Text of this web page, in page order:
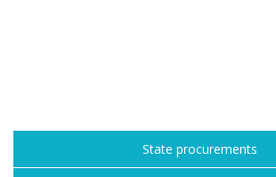
State procurements